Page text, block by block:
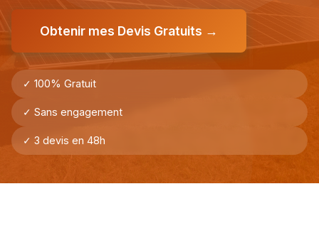
Obtenir mes Devis Gratuits →
✓ 100% Gratuit
✓ Sans engagement
✓ 3 devis en 48h